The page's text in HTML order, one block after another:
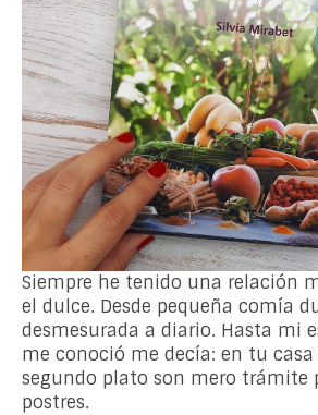
Siempre he tenido una relación
el dulce. Desde pequeña comía
desmesurada a diario. Hasta mi
me conoció me decía: en tu
segundo plato son mero trámite
postres.